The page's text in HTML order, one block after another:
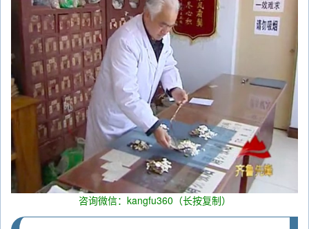
咨询微信：kangfu360（长按复制）